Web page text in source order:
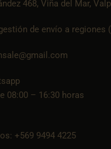
468, Viña del Mar,
de envío a regiones
08:00 – 16:30 horas
+569 9494 4225